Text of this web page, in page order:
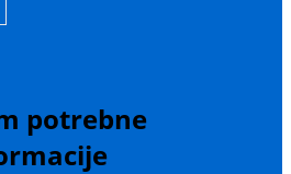
potrebne